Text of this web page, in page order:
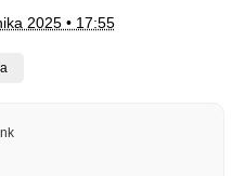
2025 • 17:55